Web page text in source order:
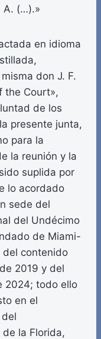
A. (…).»
en idioma
don J. F.
the Court»,
de los
presente junta,
para la
la reunión y la
suplida por
lo acordado
sede del
del Undécimo
de Miami-
del contenido
2019 y del
2024; todo ello
en el
la Florida,